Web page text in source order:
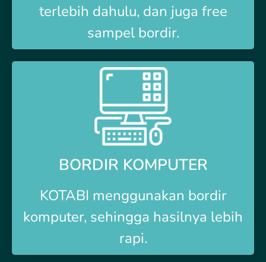
terlebih dahulu, dan juga free
sampel bordir.
BORDIR KOMPUTER
KOTABI menggunakan bordir
komputer, sehingga hasilnya lebih
rapi.